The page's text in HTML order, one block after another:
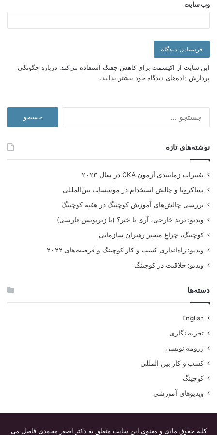
چیزی اتفاق افتاد؟ و چگونه می توان به جلو حرکت کرد، به صورت
مرتب از خود سوال بپرسند؟
می سازد پایبندی به خود را تقویت کند تا در نتیجه منجر به بهبود
شود. به همین دلیل است که یک مربی برای موفقیت در کار خود نیاز
زیادی به دانش تخصصی مراجع ندارد. بلکه باید با درک فرایندها، سبک
و تکنیک های مناسب برای رشد و توسعه و تغییر را در اختیار مراجع
قرار دهد.
کوچینگ یا منتورینگ
وب‌ سایت
این سایت از اکیسمت برای کاهش جفنگ استفاده می‌کند. درباره چگونگی
پردازش داده‌های دیدگاه خود بیشتر بدانید.
نوشته‌های تازه
تغییرات زمانبندی آزمون CKA در سال ۲۰۲۳
پساکرونا و چالش استخدام در موسسات بین‌المللی
بررسی چالش‌های آموزش کوچینگ در هفته کوچینگ
ویدیو: برند خارجی، آری یا خیر؟ (با زیرنویس فارسی)
کوچینگ، چراغِ مسیر رهبران سازمانی
ویدیو: راه‌اندازی کسب و کار کوچینگ و فرصت‌های ۲۰۲۲
ویدیو: خلاقیت در کوچینگ
دسته‌ها
English
تجربه نگاری
رزومه نویسی
کسب و کار بین المللی
کوچینگ
ویدیوهای آموزشی
کلیه حقوق مادی و معنوی این سایت متعلق به دکتر اصغر محمدی فاضل می